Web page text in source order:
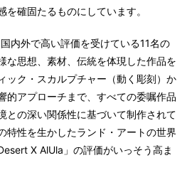
確固たるものにしています。
内外で高い評価を受けている11名の
な思想、素材、伝統を体現した作品を
ック・スカルプチャー（動く彫刻）か
的アプローチまで、すべての委嘱作品
との深い関係性に基づいて制作されて
特性を生かしたランド・アートの世界
X AlUla」の評価がいっそう高ま